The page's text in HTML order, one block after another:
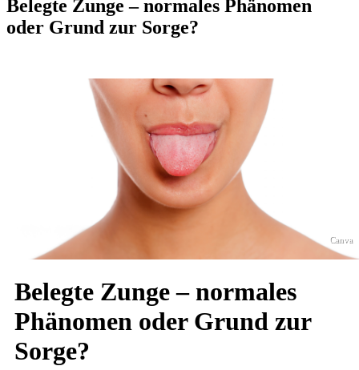
Belegte Zunge – normales Phänomen
oder Grund zur Sorge?
Canva
Belegte Zunge – normales
Phänomen oder Grund zur
Sorge?